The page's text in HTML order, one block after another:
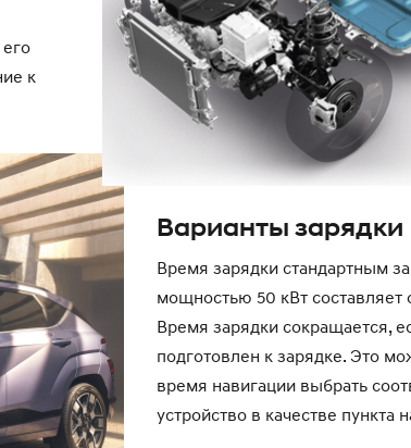
к
Варианты зарядки
Время зарядки стандартным
мощностью 50 кВт составляет
Время зарядки сокращается,
подготовлен к зарядке. Это
время навигации выбрать
устройство в качестве пункта